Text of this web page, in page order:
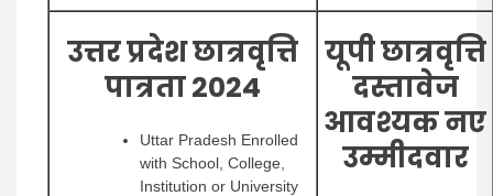
उत्तर प्रदेश छात्रवृत्ति
पात्रता 2024
Uttar Pradesh Enrolled
with School, College,
Institution or University
यूपी छात्रवृत्ति
दस्तावेज
आवश्यक नए
उम्मीदवार